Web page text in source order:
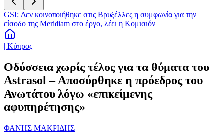
GSI: Δεν κοινοποιήθηκε στις Βρυξέλλες η συμφωνία για την
είσοδο της Meridiam στο έργο, λέει η Κομισιόν
| Κύπρος
Οδύσσεια χωρίς τέλος για τα θύματα του
Astrasol – Αποσύρθηκε η πρόεδρος του
Ανωτάτου λόγω «επικείμενης
αφυπηρέτησης»
ΦΑΝΗΣ ΜΑΚΡΙΔΗΣ